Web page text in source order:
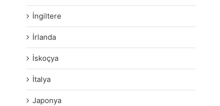
İngiltere
İrlanda
İskoçya
İtalya
Japonya